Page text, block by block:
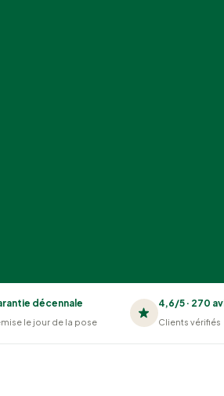
décennale
le jour de la pose
4,6/5 · 270
Clients vérifiés